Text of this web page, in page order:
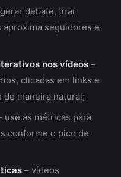
debate, tirar
seguidores e
nos vídeos –
clicadas em links e
maneira natural;
use as métricas para
conforme o pico de
– vídeos